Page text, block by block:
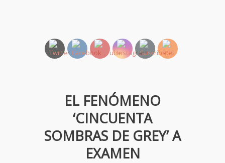
EL FENÓMENO
‘CINCUENTA
SOMBRAS DE GREY’ A
EXAMEN